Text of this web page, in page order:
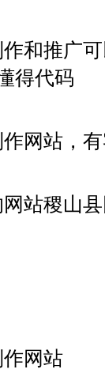
和推广
得代码
网站，
站稷山
网站